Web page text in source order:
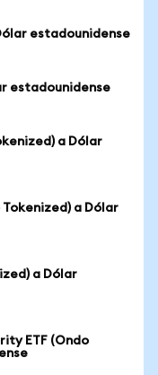
estadounidense
estadounidense
a Dólar
a Dólar
a Dólar
ETF (Ondo